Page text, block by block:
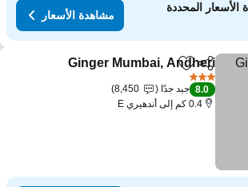
الأسعار المحددة
مشاهدة الأسعار
مشاركةAdd to favorites
Ginger Mumbai, Andheri
8.0 جيد جدًا
8,450
0.4 كم إلى أندهيري E